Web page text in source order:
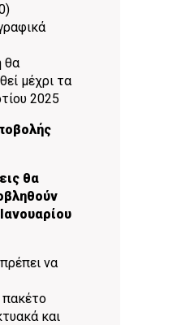
θα
μέχρι τα
2025
θα
να
και